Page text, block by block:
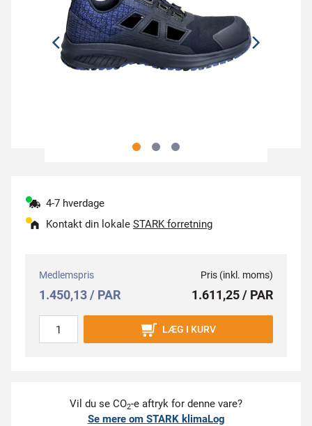
4-7 hverdage
Kontakt din lokale STARK forretning
Medlemspris
1.450,13 / PAR
Pris (inkl. moms)
1.611,25 / PAR
LÆG I KURV
Vil du se CO2-e aftryk for denne vare?
Se mere om STARK klimaLog